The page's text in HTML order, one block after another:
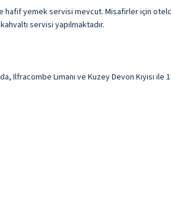
yemek servisi mevcut. Misafirler için
servisi yapılmaktadır.
Limanı ve Kuzey Devon Kıyısı